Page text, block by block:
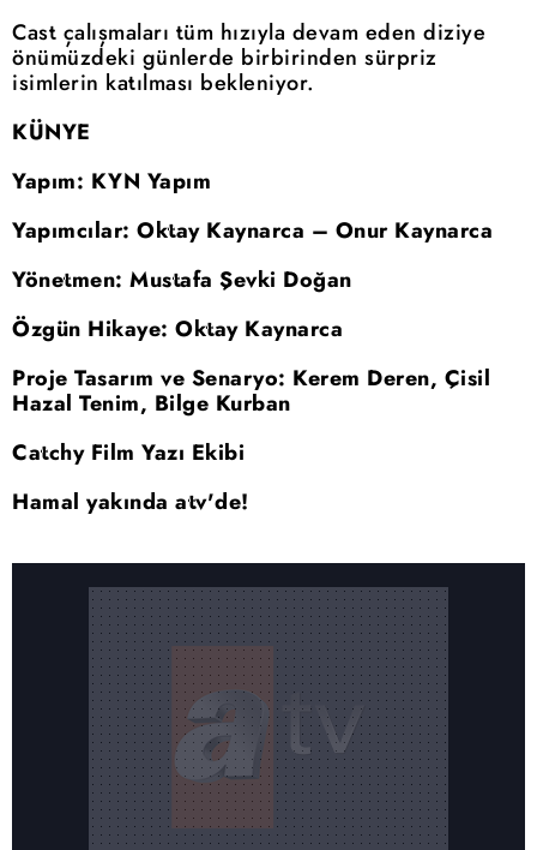
Cast çalışmaları tüm hızıyla devam eden diziye
önümüzdeki günlerde birbirinden sürpriz
isimlerin katılması bekleniyor.
KÜNYE
Yapım: KYN Yapım
Yapımcılar: Oktay Kaynarca – Onur Kaynarca
Yönetmen: Mustafa Şevki Doğan
Özgün Hikaye: Oktay Kaynarca
Proje Tasarım ve Senaryo: Kerem Deren, Çisil
Hazal Tenim, Bilge Kurban
Catchy Film Yazı Ekibi
Hamal yakında atv'de!